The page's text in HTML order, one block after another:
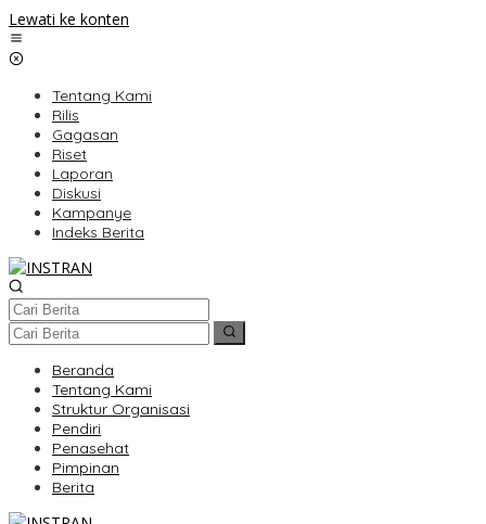
Lewati ke konten
Tentang Kami
Rilis
Gagasan
Riset
Laporan
Diskusi
Kampanye
Indeks Berita
Beranda
Tentang Kami
Struktur Organisasi
Pendiri
Penasehat
Pimpinan
Berita